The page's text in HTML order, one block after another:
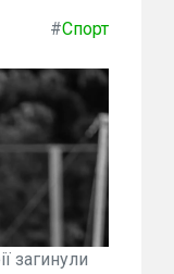
#Спорт
загинули